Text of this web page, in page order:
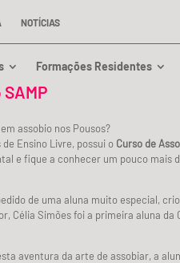
NOTÍCIAS
Formações Residentes
assobio nos Pousos?
Ensino Livre, possui o Curso de
e fique a conhecer um pouco mais
de uma aluna muito especial,
Célia Simões foi a primeira aluna
aventura da arte de assobiar, a